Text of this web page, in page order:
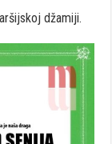
džamiji.